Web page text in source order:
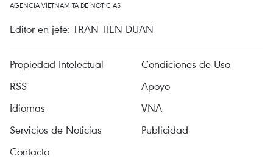
AGENCIA VIETNAMITA DE NOTICIAS
Editor en jefe: TRAN TIEN DUAN
Propiedad Intelectual
Condiciones de Uso
RSS
Apoyo
Idiomas
VNA
Servicios de Noticias
Publicidad
Contacto